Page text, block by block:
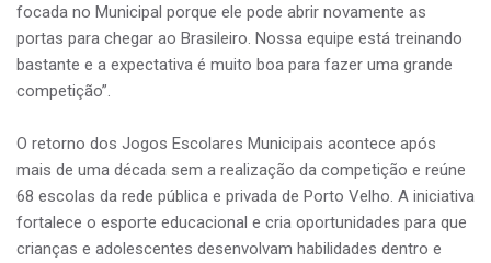
focada no Municipal porque ele pode abrir novamente as
portas para chegar ao Brasileiro. Nossa equipe está treinando
bastante e a expectativa é muito boa para fazer uma grande
competição”.
O retorno dos Jogos Escolares Municipais acontece após
mais de uma década sem a realização da competição e reúne
68 escolas da rede pública e privada de Porto Velho. A iniciativa
fortalece o esporte educacional e cria oportunidades para que
crianças e adolescentes desenvolvam habilidades dentro e